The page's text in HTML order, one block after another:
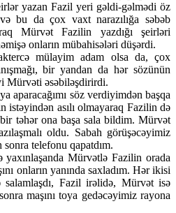
yazan Fazil yeri gəldi-gəlmədi öz
bu da çox vaxt narazılığa səbəb
Mürvət Fazilin yazdığı şeirləri
onların mübahisələri düşərdi.
mülayim adam olsa da, çox
bir yandan da hər sözünün
Mürvəti əsəbiləşdirirdi.
aparacağımı söz verdiyimdən başqa
istəyindən asılı olmayaraq Fazilin də
təhər ona başa sala bildim. Mürvət
oldu. Sabah görüşəcəyimiz
telefonu qapatdım.
Mürvətlə Fazilin orada
onların yanında saxladım. Hər ikisi
salamlaşdı, Fazil irəlidə, Mürvət isə
maşını toya gedəcəyimiz rayona